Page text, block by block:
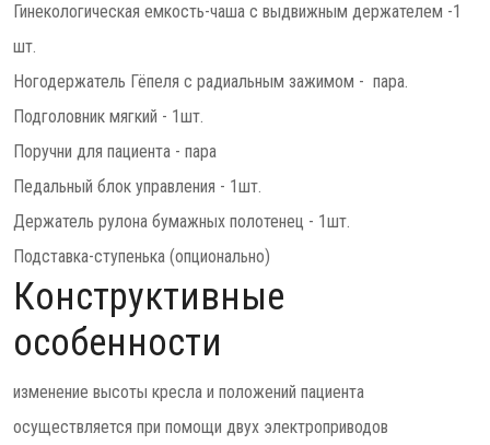
Гинекологическая емкость-чаша с выдвижным держателем -1
шт.
Ногодержатель Гёпеля с радиальным зажимом - пара.
Подголовник мягкий - 1шт.
Поручни для пациента - пара
Педальный блок управления - 1шт.
Держатель рулона бумажных полотенец - 1шт.
Подставка-ступенька (опционально)
Конструктивные
особенности
изменение высоты кресла и положений пациента
осуществляется при помощи двух электроприводов